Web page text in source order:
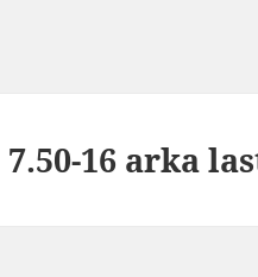
7.50-16 arka